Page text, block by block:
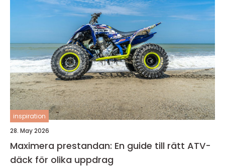
inspiration
28. May 2026
Maximera prestandan: En guide till rätt ATV-
däck för olika uppdrag